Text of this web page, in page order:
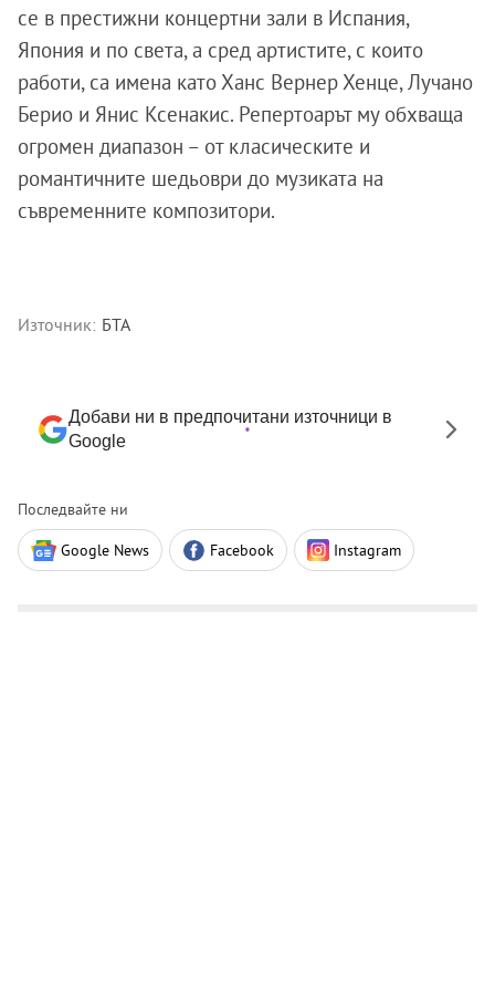
се в престижни концертни зали в Испания,
Япония и по света, а сред артистите, с които
работи, са имена като Ханс Вернер Хенце, Лучано
Берио и Янис Ксенакис. Репертоарът му обхваща
огромен диапазон – от класическите и
романтичните шедьоври до музиката на
съвременните композитори.
Източник: БТА
Добави ни в предпочитани източници в
Google
Последвайте ни
Google News Facebook Instagram